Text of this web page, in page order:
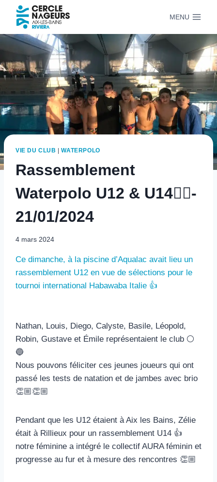
contenu
MENU
VIE DU CLUB |WATERPOLO
Rassemblement
Waterpolo U12 & U14🤽‍♂️-
21/01/2024
4 mars 2024
Ce dimanche, à la piscine d’Aqualac avait lieu un
rassemblement U12 en vue de sélections pour le
tournoi international Habawaba Italie 👍
Nathan, Louis, Diego, Calyste, Basile, Léopold,
Robin, Gustave et Émile représentaient le club ⚪️
🔵
Nous pouvons féliciter ces jeunes joueurs qui ont
passé les tests de natation et de jambes avec brio
👏🏼👏🏼
Pendant que les U12 étaient à Aix les Bains, Zélie
était à Rillieux pour un rassemblement U14 👍
notre féminine a intégré le collectif AURA féminin et
progresse au fur et à mesure des rencontres 👏🏼